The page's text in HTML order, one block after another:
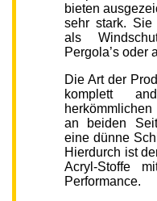
bieten
sehr stark. Sie
als
Pergola’s oder
Die Art der
komplett
an beiden
eine dünne
Hierdurch ist
Acryl-Stoffe
Performance.